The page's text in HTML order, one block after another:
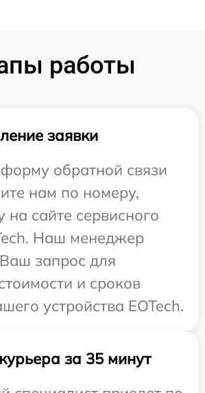
работы
заявки
обратной связи
нам по номеру,
на сайте сервисного
Наш менеджер
запрос для
и сроков
устройства EOTech.
за 35 минут